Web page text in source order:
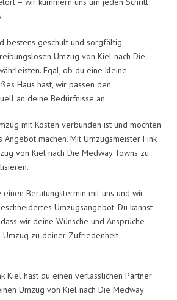
bestens geschult und sorgfältig
Umzug von Kiel nach Die
Egal, ob du eine kleine
Haus hast, wir passen den
an deine Bedürfnisse an.
mit Kosten verbunden ist und möchten
machen. Mit Umzugsmeister Fink
von Kiel nach Die Medway Towns zu
Beratungstermin mit uns und wir
Umzugsangebot. Du kannst
wir deine Wünsche und Ansprüche
Umzug zu deiner Zufriedenheit
Kiel hast du einen verlässlichen Partner
Umzug von Kiel nach Die Medway